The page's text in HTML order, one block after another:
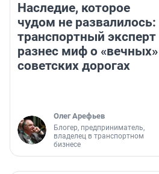
Наследие, которое
чудом не развалилось:
транспортный эксперт
разнес миф о «вечных»
советских дорогах
Олег Арефьев
Блогер, предприниматель,
владелец в транспортном
бизнесе